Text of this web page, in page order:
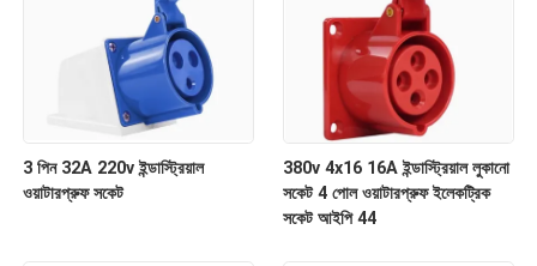
3 পিন 32A 220v ইন্ডাস্ট্রিয়াল
ওয়াটারপ্রুফ সকেট
380v 4x16 16A ইন্ডাস্ট্রিয়াল লুকানো
সকেট 4 পোল ওয়াটারপ্রুফ ইলেকট্রিক
সকেট আইপি 44